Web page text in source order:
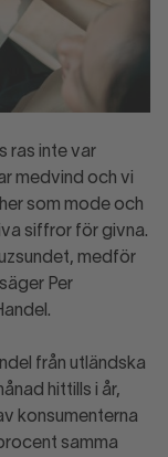
ras inte var
medvind och vi
som mode och
siffror för givna.
medför
Per
från utländska
hittills i år,
konsumenterna
samma